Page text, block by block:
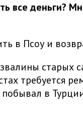
все деньги?
в Псоу и
старых
требуется
в